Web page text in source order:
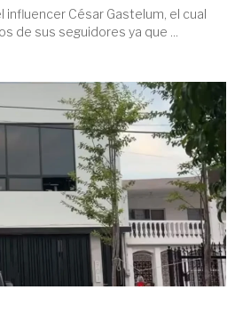
influencer César Gastelum, el cual
de sus seguidores ya que ...